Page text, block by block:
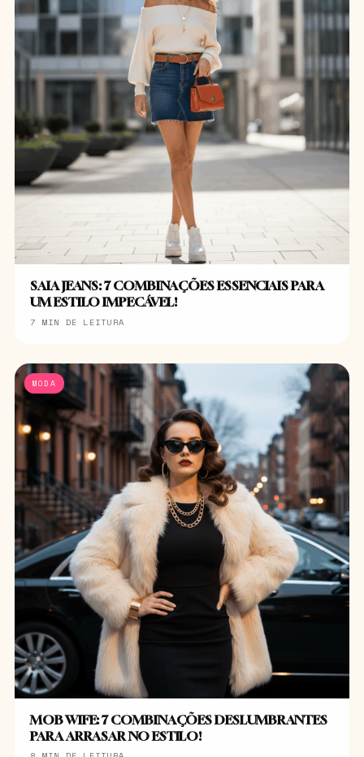
SAIA JEANS: 7 COMBINAÇÕES ESSENCIAIS PARA
UM ESTILO IMPECÁVEL!
7 MIN DE LEITURA
MODA
MOB WIFE: 7 COMBINAÇÕES DESLUMBRANTES
PARA ARRASAR NO ESTILO!